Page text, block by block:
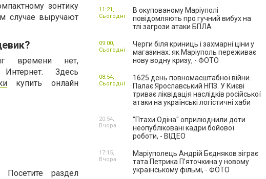
зонтику
случае выручают
времени нет,
Здесь
купить онлайн
раздел
В окупованому Маріуполі
повідомляють про гучний вибух на
тлі загрози атаки БПЛА
11:21,
Сьогодні
Черги біля криниць і захмарні ціни у
магазинах: як Маріуполь переживає
нову водну кризу, - ФОТО
09:00,
Сьогодні
1625 день повномасштабної війни.
Палає Ярославський НПЗ. У Києві
триває ліквідація наслідків російської
атаки на українські логістичні хаби
08:54,
Сьогодні
"Птахи Одіна" оприлюднили доти
неопубліковані кадри бойової
роботи, - ВІДЕО
20:54,
Вчора
Маріуполець Андрій Бєдняков зіграє
тата Петрика П’яточкина у новому
українському фільмі, - ФОТО
17:15,
Вчора